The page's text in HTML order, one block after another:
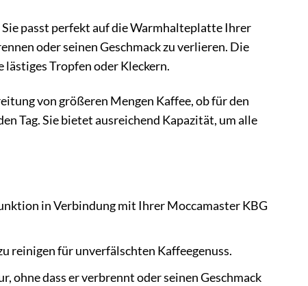
passt perfekt auf die Warmhalteplatte Ihrer
oder seinen Geschmack zu verlieren. Die
Tropfen oder Kleckern.
von größeren Mengen Kaffee, ob für den
Tag. Sie bietet ausreichend Kapazität, um alle
in Verbindung mit Ihrer Moccamaster KBG
reinigen für unverfälschten Kaffeegenuss.
ohne dass er verbrennt oder seinen Geschmack